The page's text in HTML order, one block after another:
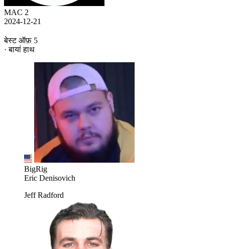
MAC 2
2024-12-21
बेस्ट ऑफ़ 5
· बायां हाथ
BigRig
Eric Denisovich
Jeff Radford